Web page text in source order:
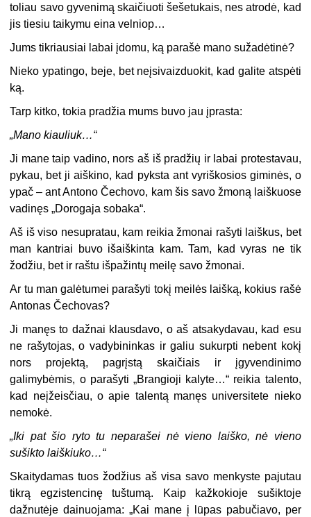
toliau savo gyvenimą skaičiuoti šešetukais, nes atrodė, kad
jis tiesiu taikymu eina velniop…
Jums tikriausiai labai įdomu, ką parašė mano sužadėtinė?
Nieko ypatingo, beje, bet neįsivaizduokit, kad galite atspėti
ką.
Tarp kitko, tokia pradžia mums buvo jau įprasta:
„Mano kiauliuk…“
Ji mane taip vadino, nors aš iš pradžių ir labai protestavau,
pykau, bet ji aiškino, kad pyksta ant vyriškosios giminės, o
ypač – ant Antono Čechovo, kam šis savo žmoną laiškuose
vadinęs „Dorogaja sobaka“.
Aš iš viso nesupratau, kam reikia žmonai rašyti laiškus, bet
man kantriai buvo išaiškinta kam. Tam, kad vyras ne tik
žodžiu, bet ir raštu išpažintų meilę savo žmonai.
Ar tu man galėtumei parašyti tokį meilės laišką, kokius rašė
Antonas Čechovas?
Ji manęs to dažnai klausdavo, o aš atsakydavau, kad esu
ne rašytojas, o vadybininkas ir galiu sukurpti nebent kokį
nors projektą, pagrįstą skaičiais ir įgyvendinimo
galimybėmis, o parašyti „Brangioji kalyte…“ reikia talento,
kad neįžeisčiau, o apie talentą manęs universitete nieko
nemokė.
„Iki pat šio ryto tu neparašei nė vieno laiško, nė vieno
sušikto laiškiuko…“
Skaitydamas tuos žodžius aš visa savo menkyste pajutau
tikrą egzistencinę tuštumą. Kaip kažkokioje sušiktoje
dažnutėje dainuojama: „Kai mane į lūpas pabučiavo, per